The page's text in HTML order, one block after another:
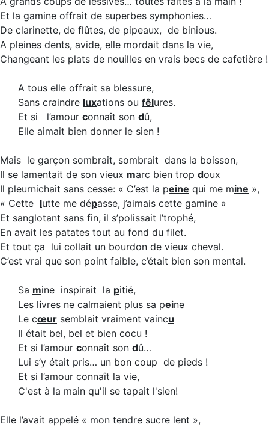
Et la gamine offrait de superbes symphonies…
De clarinette, de flûtes, de pipeaux, de binious.
A pleines dents, avide, elle mordait dans la vie,
Changeant les plats de nouilles en vrais becs de cafetière !
A tous elle offrait sa blessure,
Sans craindre luxations ou fêlures.
Et si l’amour connaît son dû,
Elle aimait bien donner le sien !
Mais le garçon sombrait, sombrait dans la boisson,
Il se lamentait de son vieux marc bien trop doux
Il pleurnichait sans cesse: « C’est la peine qui me mine »,
« Cette lutte me dépasse, j’aimais cette gamine »
Et sanglotant sans fin, il s’polissait l’trophé,
En avait les patates tout au fond du filet.
Et tout ça lui collait un bourdon de vieux cheval.
C’est vrai que son point faible, c’était bien son mental.
Sa mine inspirait la pitié,
Les livres ne calmaient plus sa peine
Le cœur semblait vraiment vaincu
Il était bel, bel et bien cocu !
Et si l’amour connaît son dû…
Lui s’y était pris… un bon coup de pieds !
Et si l’amour connaît la vie,
C'est à la main qu'il se tapait l'sien!
Elle l’avait appelé « mon tendre sucre lent »,